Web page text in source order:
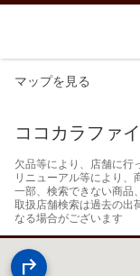
マップを見る
ココカラファ
欠品等により、店舗に行
リニューアル等により、
一部、検索できない商品
取扱店舗検索は過去の出
なる場合がございます